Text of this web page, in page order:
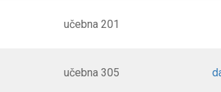
učebna 201
učebna 305